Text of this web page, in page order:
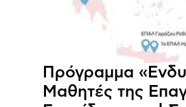
Πρόγραμμα
Μαθητές της